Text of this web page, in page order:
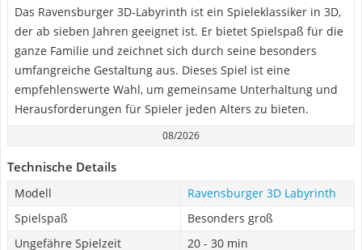
Das Ravensburger 3D-Labyrinth ist ein Spieleklassiker in 3D,
der ab sieben Jahren geeignet ist. Er bietet Spielspaß für die
ganze Familie und zeichnet sich durch seine besonders
umfangreiche Gestaltung aus. Dieses Spiel ist eine
empfehlenswerte Wahl, um gemeinsame Unterhaltung und
Herausforderungen für Spieler jeden Alters zu bieten.
08/2026
Technische Details
Modell
Ravensburger 3D Labyrinth
Spielspaß
Besonders groß
Ungefähre Spielzeit
20 - 30 min